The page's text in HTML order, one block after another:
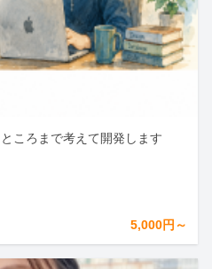
ころまで考えて開発します
5,000円～